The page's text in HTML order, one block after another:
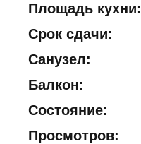
Площадь кухни:
Срок сдачи:
Санузел:
Балкон:
Состояние:
Просмотров: